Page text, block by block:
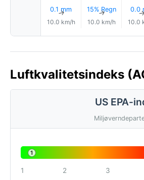
0.1 mm
↑
10.0 km/h
15% Regn
↑
10.0 km/h
0.0
10.0
Luftkvalitetsindeks
US EPA-
1
1 2 3